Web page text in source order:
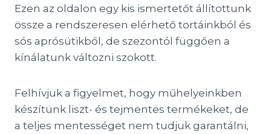
Ezen az oldalon egy kis ismertetőt állítottunk
össze a rendszeresen elérhető tortáinkból és
sós aprósütikből, de szezontól függően a
kínálatunk változni szokott.
Felhívjuk a figyelmet, hogy műhelyeinkben
készítünk liszt- és tejmentes termékeket, de
a teljes mentességet nem tudjuk garantálni,